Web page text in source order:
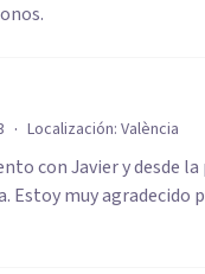
· Localización: València
con Javier y desde
Estoy muy agradecido